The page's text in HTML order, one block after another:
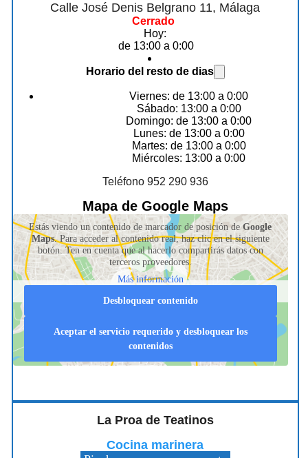
Calle José Denis Belgrano 11, Málaga
Cerrado
Hoy:
de 13:00 a 0:00
Horario del resto de dias
Viernes: de 13:00 a 0:00
Sábado: 13:00 a 0:00
Domingo: de 13:00 a 0:00
Lunes: de 13:00 a 0:00
Martes: de 13:00 a 0:00
Miércoles: 13:00 a 0:00
Teléfono 952 290 936
Mapa de Google Maps
Estás viendo un contenido de marcador de posición deGoogle
Maps. Para acceder al contenido real, haz clic en el siguiente
botón. Ten en cuenta que al hacerlo compartirás datos con
terceros proveedores.
Más información
Desbloquear contenido
Aceptar el servicio requerido y desbloquear los
contenidos
La Proa de Teatinos
Cocina marinera